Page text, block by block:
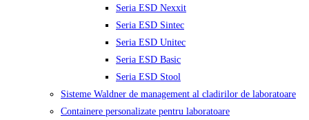
Seria ESD Nexxit
Seria ESD Sintec
Seria ESD Unitec
Seria ESD Basic
Seria ESD Stool
Sisteme Waldner de management al cladirilor de laboratoare
Containere personalizate pentru laboratoare